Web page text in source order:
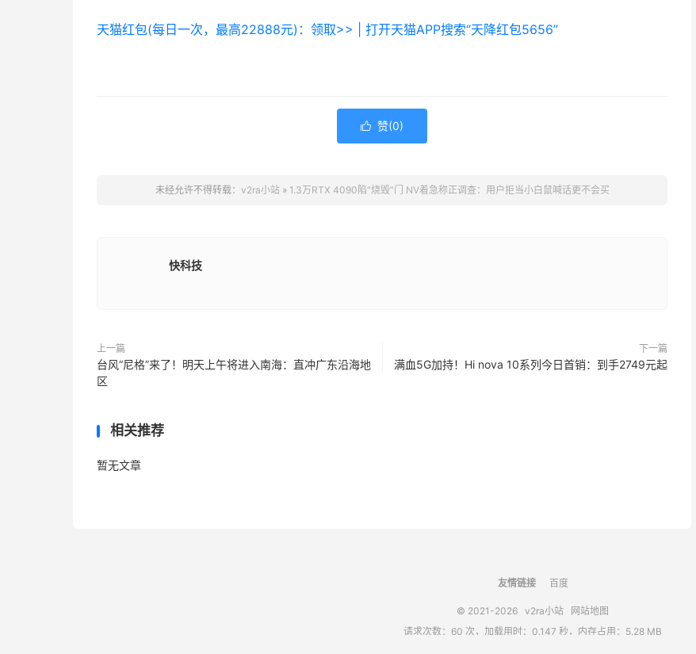
天猫红包(每日一次，最高22888元)：领取>> | 打开天猫APP搜索“天降红包5656”
 赞(0)
未经允许不得转载： v2ra小站» 1.3万RTX 4090陷“烧毁”门 NV着急称正调查：用户拒当小白鼠喊话更不会买
快科技
上一篇
台风“尼格”来了！明天上午将进入南海：直冲广东沿海地
区
下一篇
满血5G加持！Hi nova 10系列今日首销：到手2749元起
相关推荐
暂无文章
友情链接 百度
© 2021-2026 v2ra小站
网站地图
请求次数：60 次，加载用时：0.147 秒，内存占用：5.28 MB